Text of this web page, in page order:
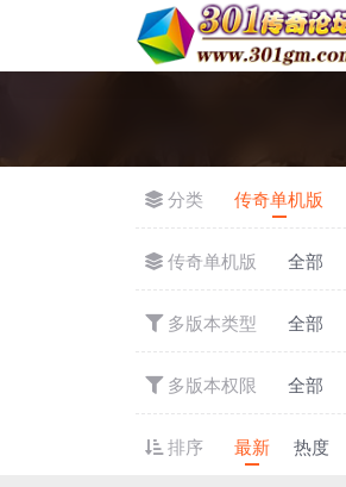
分类 传奇单机版
传奇单机版 全部
多版本类型 全部
多版本权限 全部
排序 最新 热度